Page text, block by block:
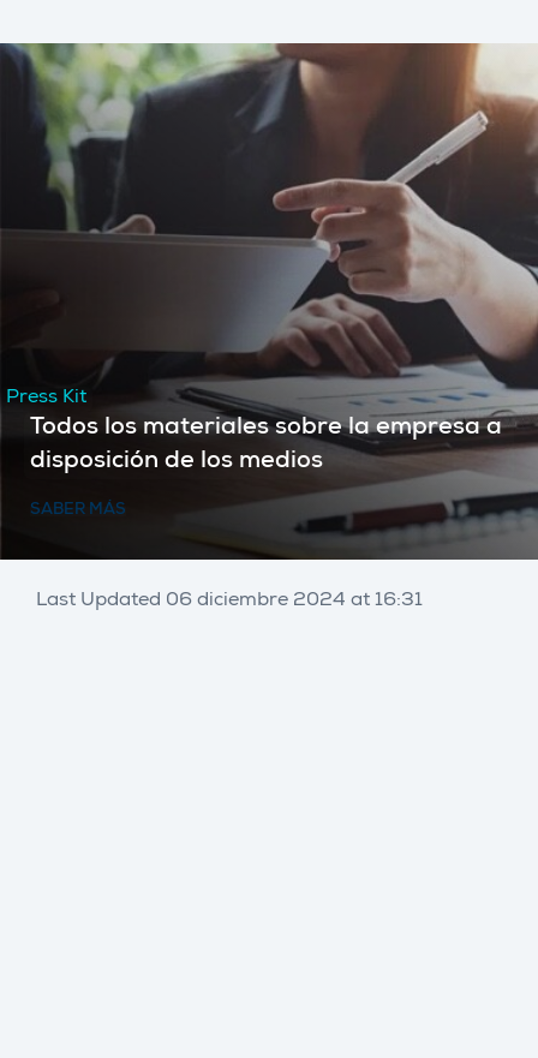
Press Kit
Todos los materiales sobre la empresa a
disposición de los medios
SABER MÁS
Last Updated 06 diciembre 2024 at 16:31